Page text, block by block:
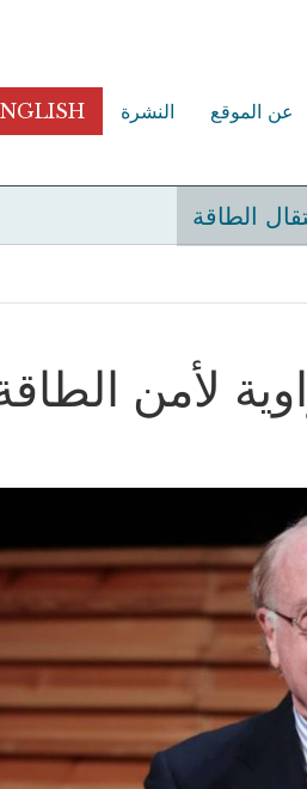
عن الموقع النشرة
الطاقة
لأمن